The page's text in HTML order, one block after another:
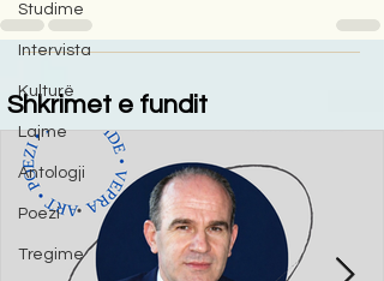
Studime
Intervista
Kulturë
Lajme
Antologji
Poezi
Tregime
Shkrimet e fundit